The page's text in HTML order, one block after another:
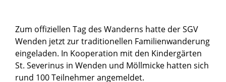
Zum offiziellen Tag des Wanderns hatte der SGV
Wenden jetzt zur traditionellen Familienwanderung
eingeladen. In Kooperation mit den Kindergärten
St. Severinus in Wenden und Möllmicke hatten sich
rund 100 Teilnehmer angemeldet.